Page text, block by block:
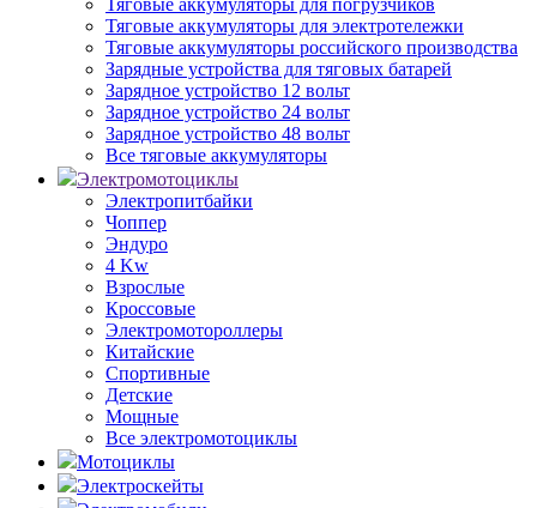
Тяговые аккумуляторы для погрузчиков
Тяговые аккумуляторы для электротележки
Тяговые аккумуляторы российского производства
Зарядные устройства для тяговых батарей
Зарядное устройство 12 вольт
Зарядное устройство 24 вольт
Зарядное устройство 48 вольт
Все тяговые аккумуляторы
Электромотоциклы
Электропитбайки
Чоппер
Эндуро
4 Kw
Взрослые
Кроссовые
Электромотороллеры
Китайские
Спортивные
Детские
Мощные
Все электромотоциклы
Мотоциклы
Электроскейты